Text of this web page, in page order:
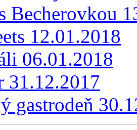
Becherovkou
12.01.2018
06.01.2018
31.12.2017
gastrodeň